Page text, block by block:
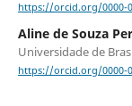
https://orcid.org/0000-
Aline de Souza
Universidade de
https://orcid.org/0000-